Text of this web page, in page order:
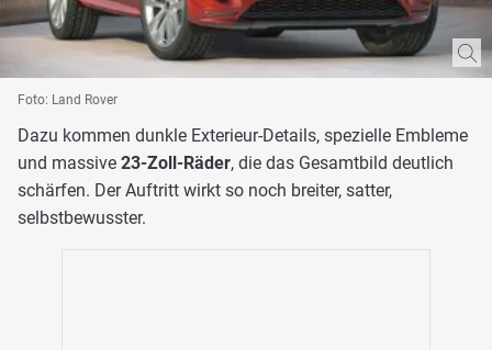
Foto: Land Rover
Dazu kommen dunkle Exterieur-Details, spezielle Embleme
und massive 23-Zoll-Räder, die das Gesamtbild deutlich
schärfen. Der Auftritt wirkt so noch breiter, satter,
selbstbewusster.